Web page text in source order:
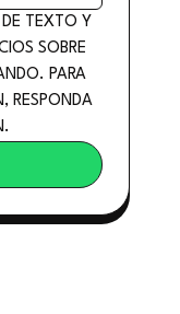
DE TEXTO Y
SOBRE
PARA
RESPONDA